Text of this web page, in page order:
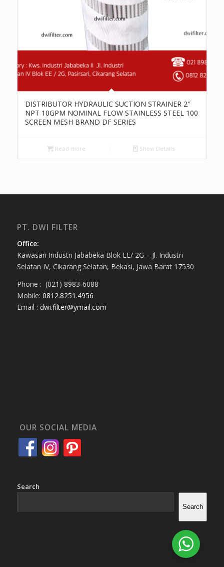
DISTRIBUTOR HYDRAULIC SUCTION STRAINER 2″
NPT 10GPM NOMINAL FLOW STAINLESS STEEL 100
SCREEN MESH BRAND DF SERIES
Read more Show Details
PT. DWI FILTER
Office:
Kawasan Industri Jababeka Blok EE/ 2G – Jl. Industri
Selatan IV, Cikarang Selatan, Bekasi, Jawa Barat 17530
Phone : (021) 8983-6088
Mobile: 0812.8251.4956
Email : dwi.filter@ymail.com
OUR SOCIAL MEDIA
Search
Search